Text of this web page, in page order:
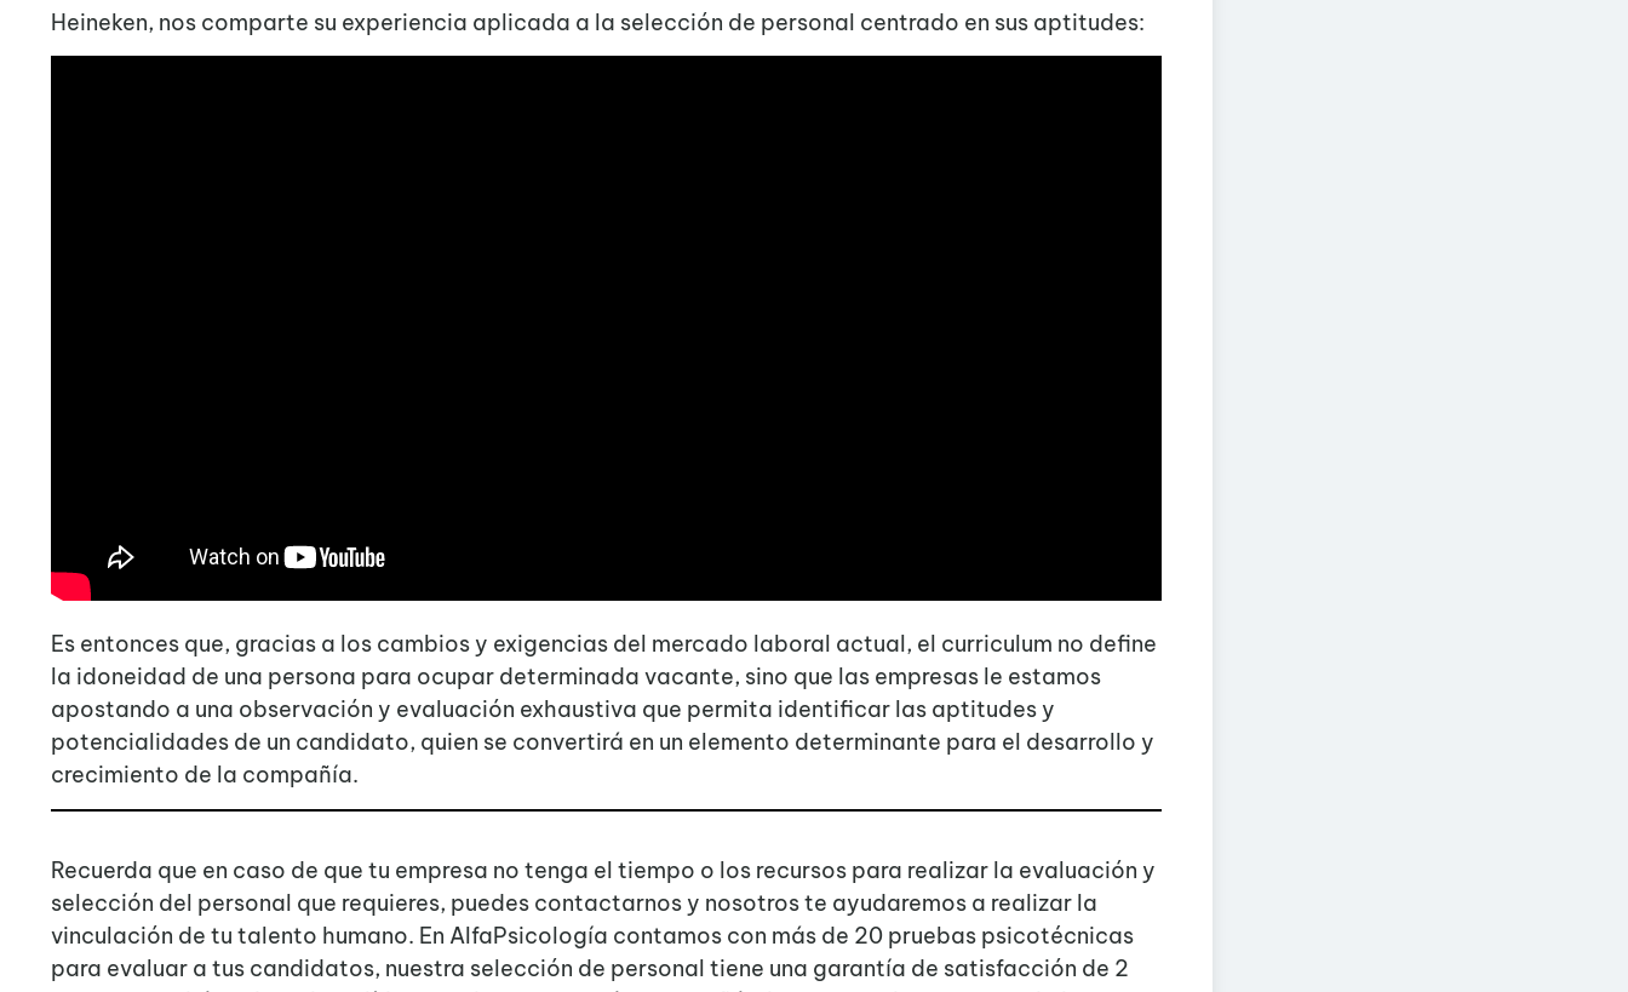
Heineken, nos comparte su experiencia aplicada a la selección de personal centrado en sus aptitudes:
Es entonces que, gracias a los cambios y exigencias del mercado laboral actual, el curriculum no define
la idoneidad de una persona para ocupar determinada vacante, sino que las empresas le estamos
apostando a una observación y evaluación exhaustiva que permita identificar las aptitudes y
potencialidades de un candidato, quien se convertirá en un elemento determinante para el desarrollo y
crecimiento de la compañía.
Recuerda que en caso de que tu empresa no tenga el tiempo o los recursos para realizar la evaluación y
selección del personal que requieres, puedes contactarnos y nosotros te ayudaremos a realizar la
vinculación de tu talento humano. En AlfaPsicología contamos con más de 20 pruebas psicotécnicas
para evaluar a tus candidatos, nuestra selección de personal tiene una garantía de satisfacción de 2